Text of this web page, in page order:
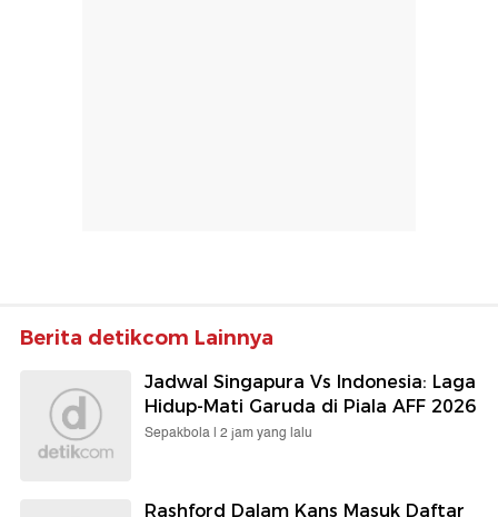
Berita detikcom Lainnya
Jadwal Singapura Vs Indonesia: Laga
Hidup-Mati Garuda di Piala AFF 2026
Sepakbola | 2 jam yang lalu
Rashford Dalam Kans Masuk Daftar